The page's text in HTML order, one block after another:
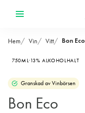
Hem Vin Vitt Bon Eco
750ML 13% ALKOHOLHALT
Granskad av Vinbörsen
Bon Eco